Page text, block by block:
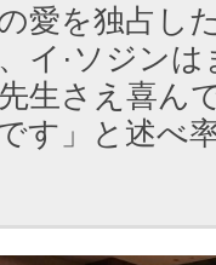
愛を独占し
イ·ソジン
生さえ喜ん
す」と述べ